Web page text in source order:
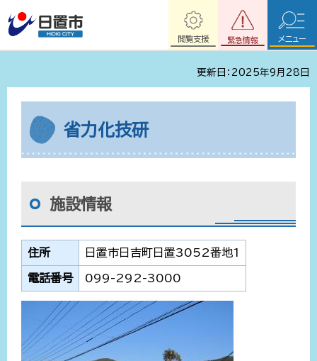
緊急情報
閲覧支援 メニュー
更新日：2025年9月28日
省力化技研
施設情報
住所 日置市日吉町日置3052番地1
電話番号 099-292-3000